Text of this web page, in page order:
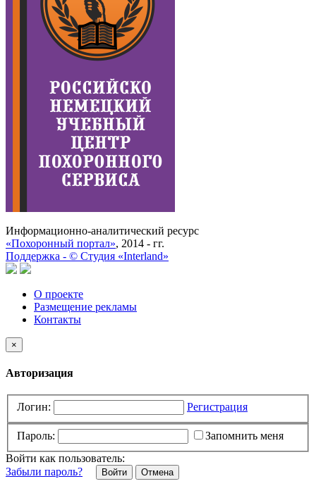
Информационно-аналитический ресурс
«Похоронный портал», 2014 - гг.
Поддержка - © Cтудия «Interland»
О проекте
Размещение рекламы
Контакты
×
Авторизация
Логин: Регистрация
Пароль:
Запомнить меня
Войти как пользователь:
Забыли пароль?
Отмена